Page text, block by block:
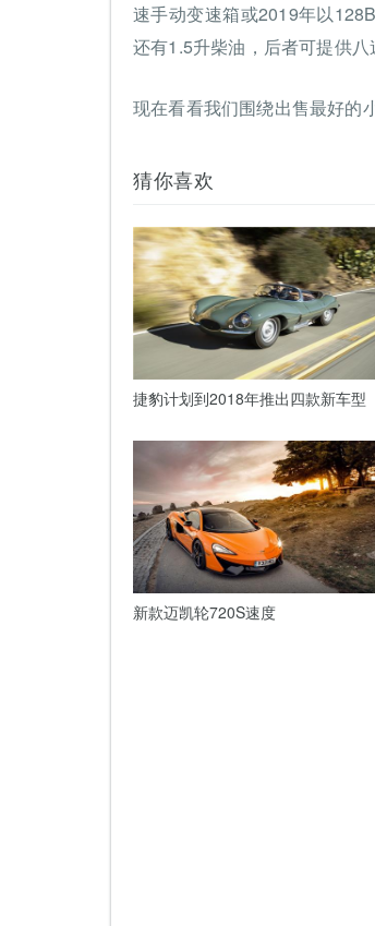
速手动变速箱或2019年以
还有1.5升柴油，后者可提供八
现在看看我们围绕出售最好的
猜你喜欢
捷豹计划到2018年推出四款新车型
新款迈凯轮720S速度